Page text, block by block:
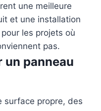
une meilleure
et une installation
les projets où
pas.
un panneau
surface propre, des